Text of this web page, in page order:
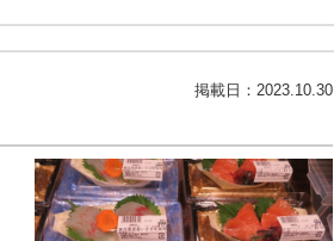
掲載日： 2023.10.30